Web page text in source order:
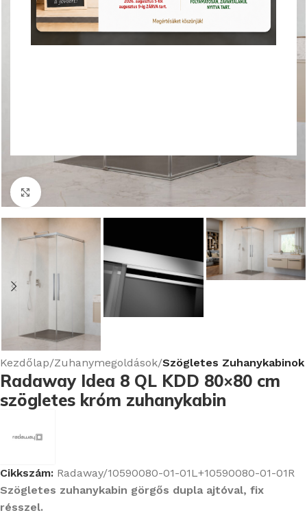
Nagyításhoz kattints ide
Kezdőlap Zuhanymegoldások Szögletes Zuhanykabinok
Radaway Idea 8 QL KDD 80×80 cm
szögletes króm zuhanykabin
Cikkszám: Radaway/10590080-01-01L+10590080-01-01R
Szögletes zuhanykabin görgős dupla ajtóval, fix
résszel.